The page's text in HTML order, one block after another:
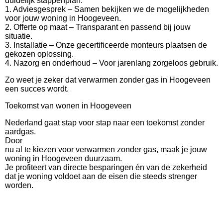
1. Adviesgesprek – Samen bekijken we de mogelijkheden
voor jouw woning in Hoogeveen.
2. Offerte op maat – Transparant en passend bij jouw
situatie.
3. Installatie – Onze gecertificeerde monteurs plaatsen de
gekozen oplossing.
4. Nazorg en onderhoud – Voor jarenlang zorgeloos gebruik.
Zo weet je zeker dat verwarmen zonder gas in Hoogeveen
een succes wordt.
Toekomst van wonen in Hoogeveen
Nederland gaat stap voor stap naar een toekomst zonder
aardgas.
Door
nu al te kiezen voor verwarmen zonder gas, maak je jouw
woning in Hoogeveen duurzaam.
Je profiteert van directe besparingen én van de zekerheid
dat je woning voldoet aan de eisen die steeds strenger
worden.